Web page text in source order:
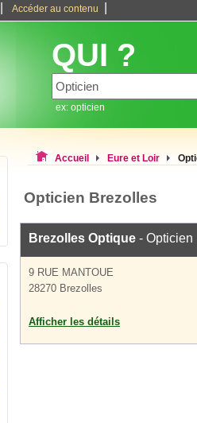
Accéder au contenu
QUI ?
ex: opticien
Accueil Eure et Loir
Opticien Brezolles
Brezolles Optique - Opticien
9 RUE MANTOUE
28270 Brezolles
Afficher les détails